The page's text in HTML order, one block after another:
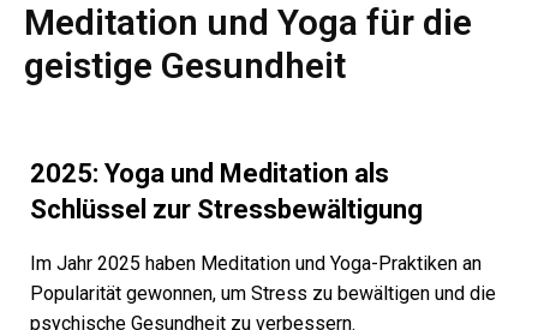
Meditation und Yoga für die
geistige Gesundheit
2025: Yoga und Meditation als
Schlüssel zur Stressbewältigung
Im Jahr 2025 haben Meditation und Yoga-Praktiken an
Popularität gewonnen, um Stress zu bewältigen und die
psychische Gesundheit zu verbessern.